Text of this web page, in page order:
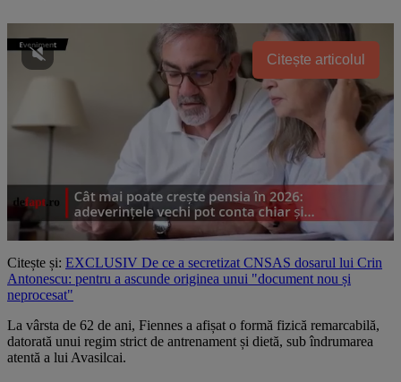
Citește articolul
Citește și: EXCLUSIV De ce a secretizat CNSAS dosarul lui Crin
Antonescu: pentru a ascunde originea unui "document nou și
neprocesat"
La vârsta de 62 de ani, Fiennes a afișat o formă fizică remarcabilă,
datorată unui regim strict de antrenament și dietă, sub îndrumarea
atentă a lui Avasilcai.​